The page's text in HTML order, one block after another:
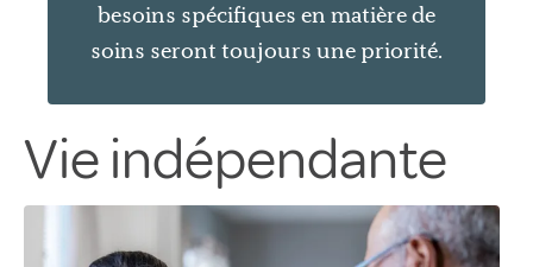
besoins spécifiques en matière de
soins seront toujours une priorité.
Vie indépendante